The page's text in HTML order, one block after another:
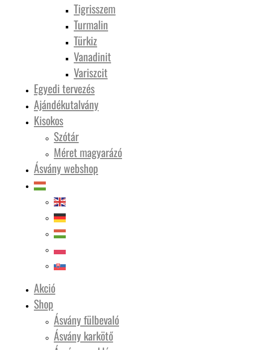
Tigrisszem
Turmalin
Türkiz
Vanadinit
Variszcit
Egyedi tervezés
Ajándékutalvány
Kisokos
Szótár
Méret magyarázó
Ásvány webshop
Akció
Shop
Ásvány fülbevaló
Ásvány karkötő